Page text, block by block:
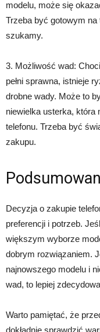
modelu, może się
Trzeba być gotowym
szukamy.
3. Możliwość wad:
pełni sprawna, istnieje
drobne wady. Może to
niewielka usterka, która
telefonu. Trzeba być
zakupu.
Decyzja o zakupie
preferencji i potrzeb.
większym wyborze
dobrym rozwiązaniem.
najnowszego modelu i
wad, to lepiej
Warto pamiętać, że